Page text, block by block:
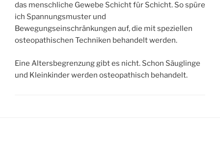
das menschliche Gewebe Schicht für Schicht. So spüre
ich Spannungsmuster und
Bewegungseinschränkungen auf, die mit speziellen
osteopathischen Techniken behandelt werden.
Eine Altersbegrenzung gibt es nicht. Schon Säuglinge
und Kleinkinder werden osteopathisch behandelt.